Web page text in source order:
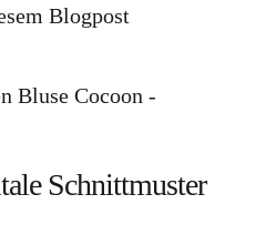
Greet
Blogpost
Schnittmuster